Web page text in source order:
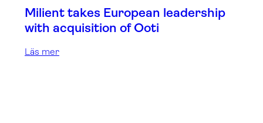
Milient takes European leadership
with acquisition of Ooti
Läs mer